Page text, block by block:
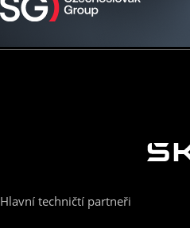
Hlavní techničtí partneři